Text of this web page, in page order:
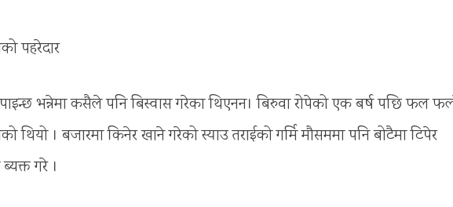
भन्नेमा कसैले पनि बिस्वास गरेका थिएनन। बिरुवा रोपेको एक बर्ष पछि फल
। बजारमा किनेर खाने गरेको स्याउ तराईको गर्मि मौसममा पनि बोटैमा टिपेर
गरे ।